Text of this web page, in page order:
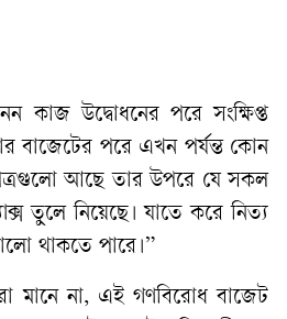
কাজ উদ্বোধনের পরে সংক্ষিপ্ত
বাজেটের পরে এখন পর্যন্ত কোন
আছে তার উপরে যে সকল
তুলে নিয়েছে। যাতে করে নিত্য
থাকতে পারে।”
মানে না, এই গণবিরোধ বাজেট